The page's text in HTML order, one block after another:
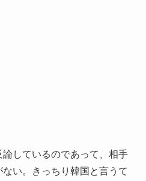
しているのであって、相手
い。きっちり韓国と言うて